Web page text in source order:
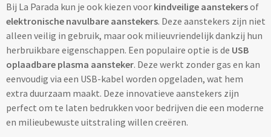
Wijngeschenken bedrukken
Drinksets bedrukken
Cocktailsets bedrukken
Heupflesjes bedrukken
Bij La Parada kun je ook kiezen voor kindveilige aanstekersof
elektronische navulbare aanstekers. Deze aanstekers zijn niet
alleen veilig in gebruik, maar ook milieuvriendelijk dankzij hun
herbruikbare eigenschappen. Een populaire optie is de USB
oplaadbare plasma aansteker. Deze werkt zonder gas en kan
eenvoudig via een USB-kabel worden opgeladen, wat hem
extra duurzaam maakt. Deze innovatieve aanstekers zijn
perfect om te laten bedrukken voor bedrijven die een moderne
en milieubewuste uitstraling willen creëren.